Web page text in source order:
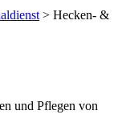
> Hecken- &
und Pflegen von